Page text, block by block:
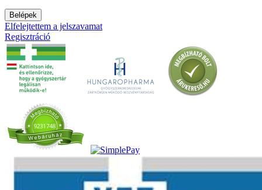
Belépek
Elfelejtettem a jelszavamat
Regisztráció